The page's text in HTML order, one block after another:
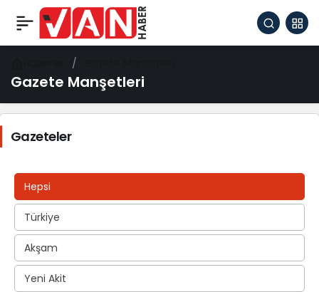
Gazete Manşetleri
Gazeteler
Hepsi
Türkiye
Akşam
Yeni Akit